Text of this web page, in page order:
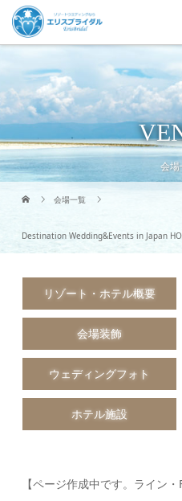
会場
会場一覧
Destination Wedding&Events in Japan
リゾート・ホテル概要
会場装飾
ウェディングフォト
ホテル施設
【ページ作成中です。ライン